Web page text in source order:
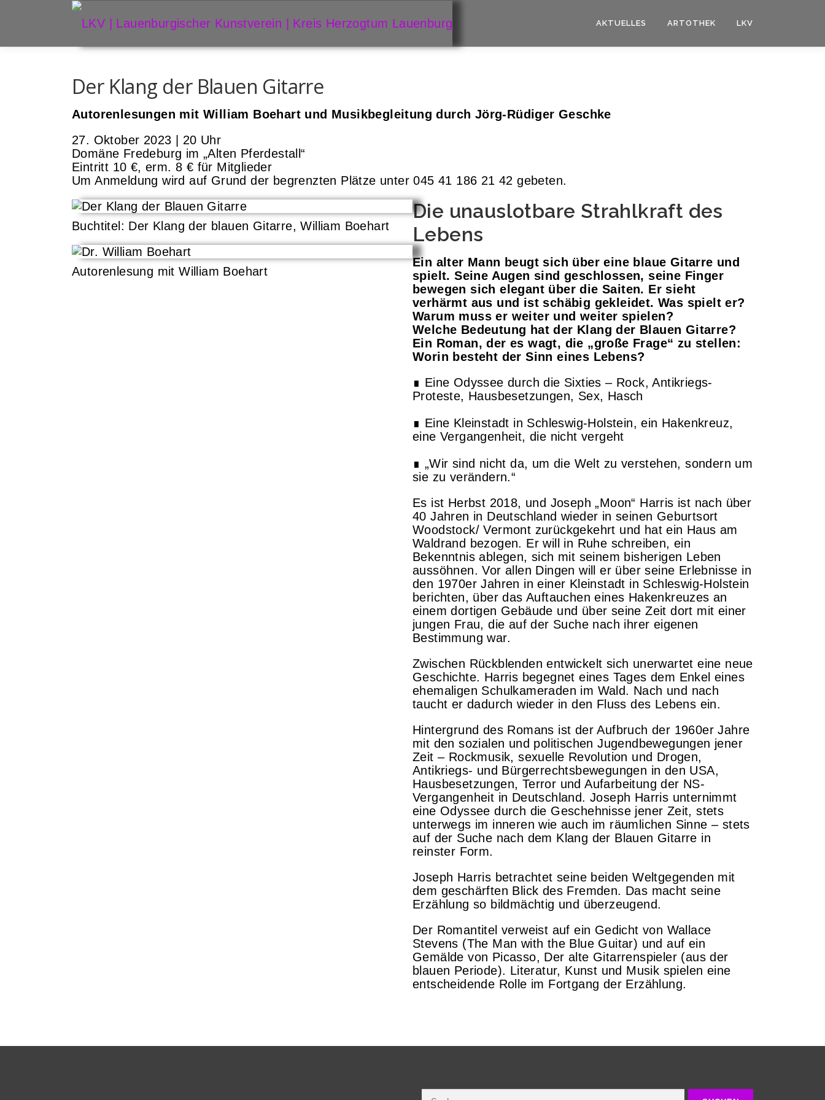
AKTUELLES ARTOTHEK LKV
Der Klang der Blauen Gitarre
Autorenlesungen mit William Boehart und Musikbegleitung durch Jörg-Rüdiger Geschke
27. Oktober 2023 | 20 Uhr
Domäne Fredeburg im „Alten Pferdestall“
Eintritt 10 €, erm. 8 € für Mitglieder
Um Anmeldung wird auf Grund der begrenzten Plätze unter 045 41 186 21 42 gebeten.
Buchtitel: Der Klang der blauen Gitarre, William Boehart
Autorenlesung mit William Boehart
Die unauslotbare Strahlkraft des
Lebens
Ein alter Mann beugt sich über eine blaue Gitarre und
spielt. Seine Augen sind geschlossen, seine Finger
bewegen sich elegant über die Saiten. Er sieht
verhärmt aus und ist schäbig gekleidet. Was spielt er?
Warum muss er weiter und weiter spielen?
Welche Bedeutung hat der Klang der Blauen Gitarre?
Ein Roman, der es wagt, die „große Frage“ zu stellen:
Worin besteht der Sinn eines Lebens?
∎ Eine Odyssee durch die Sixties – Rock, Antikriegs-
Proteste, Hausbesetzungen, Sex, Hasch
∎ Eine Kleinstadt in Schleswig-Holstein, ein Hakenkreuz,
eine Vergangenheit, die nicht vergeht
∎ „Wir sind nicht da, um die Welt zu verstehen, sondern um
sie zu verändern.“
Es ist Herbst 2018, und Joseph „Moon“ Harris ist nach über
40 Jahren in Deutschland wieder in seinen Geburtsort
Woodstock/ Vermont zurückgekehrt und hat ein Haus am
Waldrand bezogen. Er will in Ruhe schreiben, ein
Bekenntnis ablegen, sich mit seinem bisherigen Leben
aussöhnen. Vor allen Dingen will er über seine Erlebnisse in
den 1970er Jahren in einer Kleinstadt in Schleswig-Holstein
berichten, über das Auftauchen eines Hakenkreuzes an
einem dortigen Gebäude und über seine Zeit dort mit einer
jungen Frau, die auf der Suche nach ihrer eigenen
Bestimmung war.
Zwischen Rückblenden entwickelt sich unerwartet eine neue
Geschichte. Harris begegnet eines Tages dem Enkel eines
ehemaligen Schulkameraden im Wald. Nach und nach
taucht er dadurch wieder in den Fluss des Lebens ein.
Hintergrund des Romans ist der Aufbruch der 1960er Jahre
mit den sozialen und politischen Jugendbewegungen jener
Zeit – Rockmusik, sexuelle Revolution und Drogen,
Antikriegs- und Bürgerrechtsbewegungen in den USA,
Hausbesetzungen, Terror und Aufarbeitung der NS-
Vergangenheit in Deutschland. Joseph Harris unternimmt
eine Odyssee durch die Geschehnisse jener Zeit, stets
unterwegs im inneren wie auch im räumlichen Sinne – stets
auf der Suche nach dem Klang der Blauen Gitarre in
reinster Form.
Joseph Harris betrachtet seine beiden Weltgegenden mit
dem geschärften Blick des Fremden. Das macht seine
Erzählung so bildmächtig und überzeugend.
Der Romantitel verweist auf ein Gedicht von Wallace
Stevens (The Man with the Blue Guitar) und auf ein
Gemälde von Picasso, Der alte Gitarrenspieler (aus der
blauen Periode). Literatur, Kunst und Musik spielen eine
entscheidende Rolle im Fortgang der Erzählung.